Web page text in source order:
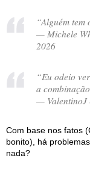
“Alguém tem
— Michele
2026
“Eu odeio
a
— ValentinoJ
Com base nos fatos
bonito), há
nada?